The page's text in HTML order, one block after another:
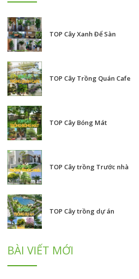
TOP Cây Xanh Để Sàn
TOP Cây Trồng Quán Cafe
TOP Cây Bóng Mát
TOP Cây trồng Trước nhà
TOP Cây trồng dự án
BÀI VIẾT MỚI